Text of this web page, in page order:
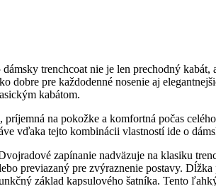
trenchcoat nie je len prechodný
pre každodenné nosenie aj
kabátom.
na pokožke a komfortná počas
vďaka tejto kombinácii vlastností ide o
zapínanie nadväzuje na klasiku
previazaný pre zvýraznenie postavy.
základ kapsulového šatníka. Tento